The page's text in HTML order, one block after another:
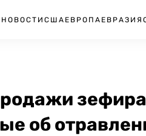
НОВОСТИ США ЕВРОПА ЕВРАЗИЯ
зефира
об